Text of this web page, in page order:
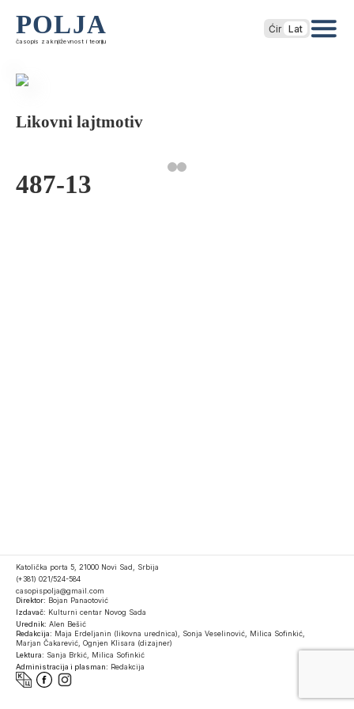
POLJA
časopis za književnost i teoriju
Ćir Lat
Likovni lajtmotiv
487-13
Katolička porta 5, 21000 Novi Sad, Srbija
(+381) 021/524-584
casopispolja@gmail.com
Direktor: Bojan Panaotović
Izdavač: Kulturni centar Novog Sada
Urednik: Alen Bešić
Redakcija: Maja Erdeljanin (likovna urednica), Sonja Veselinović, Milica Sofinkić,
Marjan Čakarević, Ognjen Klisara (dizajner)
Lektura: Sanja Brkić, Milica Sofinkić
Administracija i plasman: Redakcija